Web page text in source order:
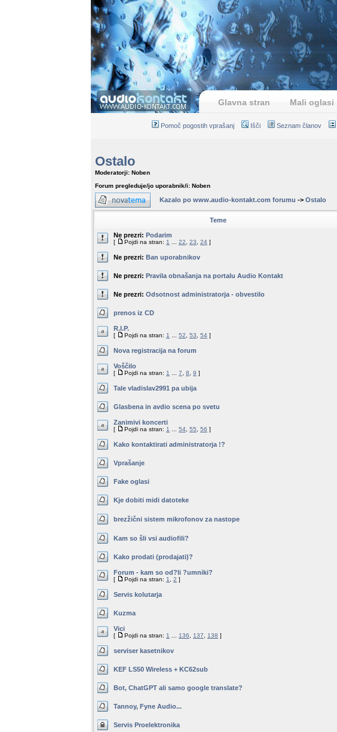
Glavna stran Mali oglasi
Pomoč pogostih vprašanj Išči Seznam članov
Ostalo
Moderatorji: Noben
Forum pregleduje/jo uporabnik/i: Noben
Kazalo po www.audio-kontakt.com forumu -> Ostalo
Teme
Ne prezri: Podarim
[ Pojdi na stran: 1 22 23 24 ]
Ne prezri: Ban uporabnikov
Ne prezri: Pravila obnašanja na portalu Audio Kontakt
Ne prezri: Odsotnost administratorja - obvestilo
prenos iz CD
R.I.P.
[ Pojdi na stran: 1 52 53 54 ]
Nova registracija na forum
Voščilo
[ Pojdi na stran: 1 7 8 9 ]
Tale vladislav2991 pa ubija
Glasbena in avdio scena po svetu
Zanimivi koncerti
[ Pojdi na stran: 1 54 55 56 ]
Kako kontaktirati administratorja !?
Vprašanje
Fake oglasi
Kje dobiti midi datoteke
brezžični sistem mikrofonov za nastope
Kam so šli vsi audiofili?
Kako prodati (prodajati)?
Forum - kam so od?li ?umniki?
[ Pojdi na stran: 1 2 ]
Servis kolutarja
Kuzma
Vici
[ Pojdi na stran: 1 136 137 138 ]
serviser kasetnikov
KEF LS50 Wireless + KC62sub
Bot, ChatGPT ali samo google translate?
Tannoy, Fyne Audio...
Servis Proelektronika